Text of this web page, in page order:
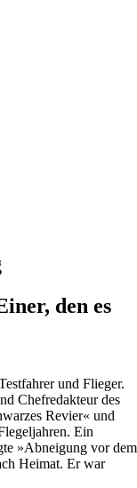
den es
und Flieger.
Chefredakteur des
Revier« und
Ein
»Abneigung vor dem
Heimat. Er war